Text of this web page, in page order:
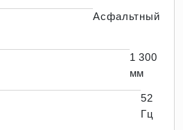
Асфальтный
1 300
мм
52
Гц